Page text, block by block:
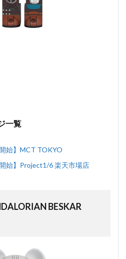
一覧
始】MCT TOKYO
始】Project1/6 楽天市場店
BESKAR